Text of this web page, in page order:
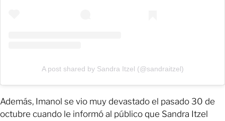
A post shared by Sandra Itzel (@sandraitzel)
Además, Imanol se vio muy devastado el pasado 30 de
octubre cuando le informó al público que Sandra Itzel